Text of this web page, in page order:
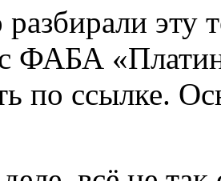
эту
ФАБА
по ссылке.